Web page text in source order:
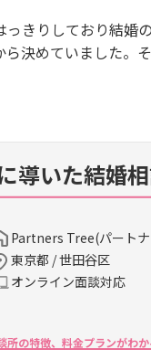
きりしており結婚
決めていました。
導いた結婚
Partners Tree(パート
東京都 / 世田谷区
オンライン面談対応
所の特徴、料金プランがわか